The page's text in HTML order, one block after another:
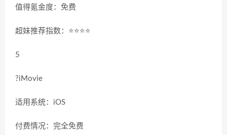
值得氪金度：免费
超妹推荐指数：⭐️⭐️⭐️⭐️
5
?iMovie
适用系统：iOS
付费情况：完全免费